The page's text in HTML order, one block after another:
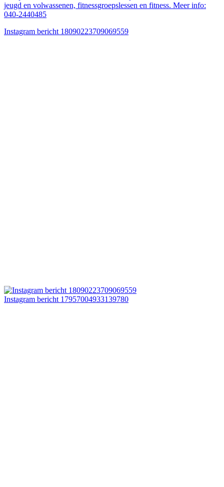
jeugd en volwassenen, fitnessgroepslessen en fitness. Meer info:
040-2440485
Instagram bericht 18090223709069559
Instagram bericht 17957004933139780